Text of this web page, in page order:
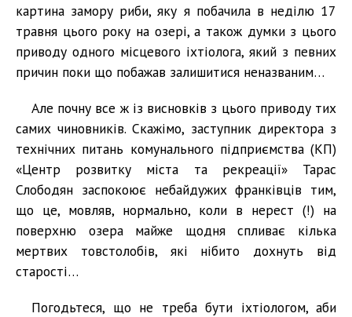
картина замору риби, яку я побачила в неділю 17
травня цього року на озері, а також думки з цього
приводу одного місцевого іхтіолога, який з певних
причин поки що побажав залишитися неназваним…
Але почну все ж із висновків з цього приводу тих
самих чиновників. Скажімо, заступник директора з
технічних питань комунального підприємства (КП)
«Центр розвитку міста та рекреації» Тарас
Слободян заспокоює небайдужих франківців тим,
що це, мовляв, нормально, коли в нерест (!) на
поверхню озера майже щодня спливає кілька
мертвих товстолобів, які нібито дохнуть від
старості…
Погодьтеся, що не треба бути іхтіологом, аби